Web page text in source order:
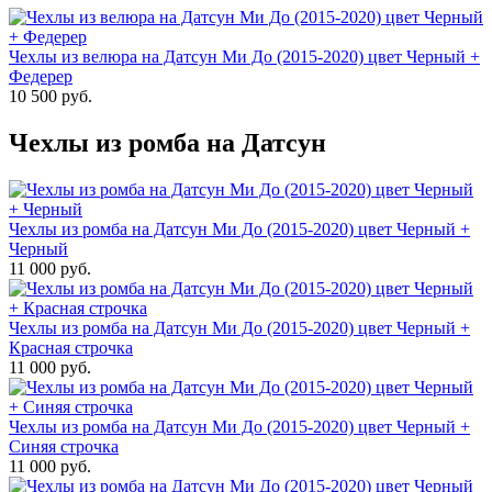
Чехлы из велюра на Датсун Ми До (2015-2020) цвет Черный +
Федерер
10 500 руб.
Чехлы из ромба на Датсун
Чехлы из ромба на Датсун Ми До (2015-2020) цвет Черный +
Черный
11 000 руб.
Чехлы из ромба на Датсун Ми До (2015-2020) цвет Черный +
Красная строчка
11 000 руб.
Чехлы из ромба на Датсун Ми До (2015-2020) цвет Черный +
Синяя строчка
11 000 руб.